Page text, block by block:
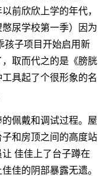
前欣欣上学的年代，
尿学校第一季）因为
孩子项目开始启用新
取而代之的是《膀胱
具起了个很形象的名
佩戴和调试过程。屋
和房顶之间的高度站
佳佳上了台子蹲在
佳的阴部暴露无遗。